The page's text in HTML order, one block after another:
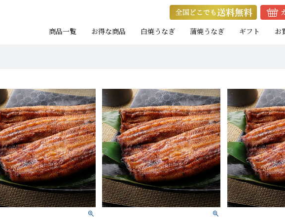
商品一覧
すべての商品 キャンペーン商品
お得な商品
お試し蒲焼セット
中（100g以上）
白焼うなぎ
本格白焼セット
特大（140g以上）
大（120g以上）
中（100g以上）
小（90g以上）
焼きたて白焼セット
たれ付き
特大（140g以上）
大（120g以上）
中（100g以上）
小（90g以上）
白
蒲焼うなぎ
蒲焼セット
特大（140g以上）
大（120g以上）
中（100g以上）
小（90g以上）
蒲焼カットセット 白
大
ギフト
本格白焼セット
特大（140g以上）
大（120g以上）
中（100g以上）
小（90g以上）
焼きたて白焼セット
たれ付き
特大（140g以上）
大（120g以上）
中（100g以上）
小（90g以上）
白
お
お買物の仕方 eギフト